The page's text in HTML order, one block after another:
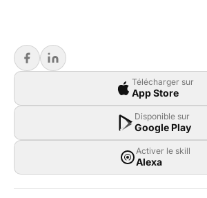
Télécharger sur
App Store
Disponible sur
Google Play
Activer le skill
Alexa